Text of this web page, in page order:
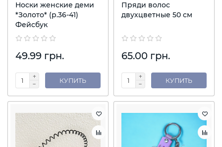
Носки женские деми
*Золото* (р.36-41)
Фейсбук
49.99 грн.
КУПИТЬ
Пряди волос
двухцветные 50 см
65.00 грн.
КУПИТЬ